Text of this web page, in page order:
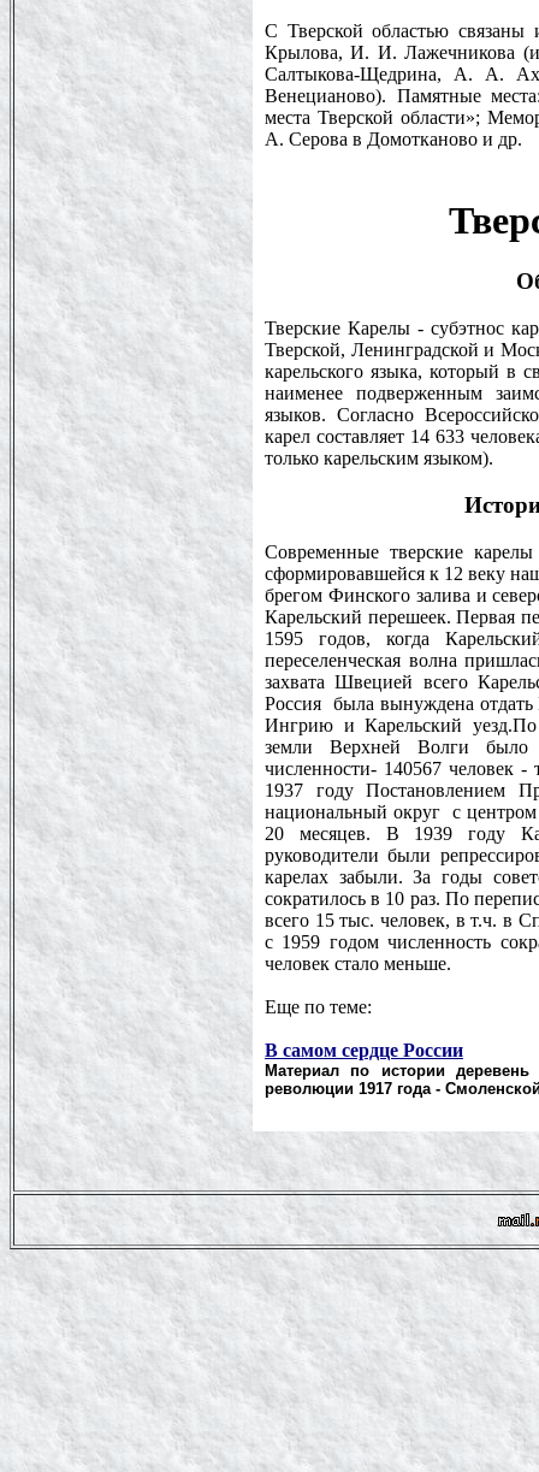
С Тверской областью
Крылова, И. И. Лажечникова
Салтыкова-Щедрина, А. А.
Венецианово). Памятные
места Тверской области»;
А. Серова в Домотканово и др.
Тверские Карелы - субэтнос
Тверской, Ленинградской и
карельского языка, который в
наименее подверженным
языков. Согласно
карел составляет 14 633
только карельским языком).
Современные тверские
сформировавшейся к 12 веку
брегом Финского залива и
Карельский перешеек. Первая
1595 годов, когда
переселенческая волна
захвата Швецией всего
Россия была вынуждена
Ингрию и Карельский
земли Верхней Волги было
численности- 140567 человек
1937 году Постановлением
национальный округ с центром
20 месяцев. В 1939 году
руководители были
карелах забыли. За годы
сократилось в 10 раз. По
всего 15 тыс. человек, в т.ч. в
с 1959 годом численность
человек стало меньше.
Еще по теме:
В самом сердце России
Материал по истории деревень
революции 1917 года -